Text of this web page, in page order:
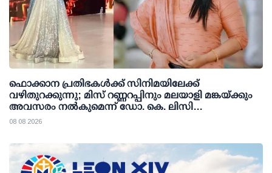
ഫൊക്കാന പ്രതിഭകള്‍ക്ക് സിനിമയിലേക്ക്
വഴിതുറക്കുന്നു; മിസ് റണ്ണറപ്പിനും മലയാളി മങ്കയ്ക്കും
അവസരം നല്‍കുമെന്ന് ഡോ. കെ. ലിസി
ഫെര്‍ണാണ്ടസ്
08 08 2026